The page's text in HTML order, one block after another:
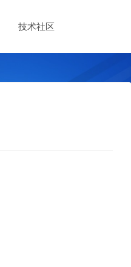
技术社区